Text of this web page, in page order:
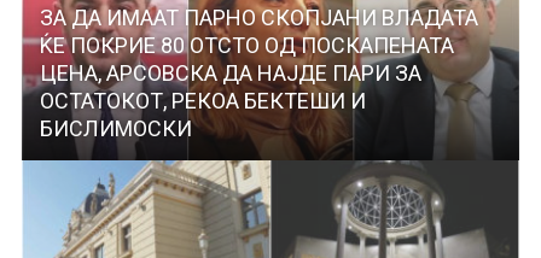
ЗА ДА ИМААТ ПАРНО СКОПЈАНИ ВЛАДАТА
ЌЕ ПОКРИЕ 80 ОТСТО ОД ПОСКАПЕНАТА
ЦЕНА, АРСОВСКА ДА НАЈДЕ ПАРИ ЗА
ОСТАТОКОТ, РЕКОА БЕКТЕШИ И
БИСЛИМОСКИ